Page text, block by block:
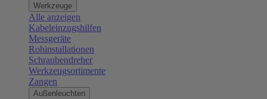
Werkzeuge
Alle anzeigen
Kabeleinzugshilfen
Messgeräte
Rohinstallationen
Schraubendreher
Werkzeugsortimente
Zangen
Außenleuchten